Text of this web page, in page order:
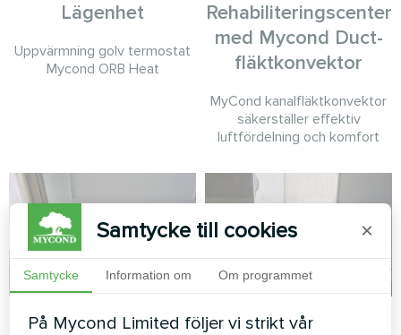
Lägenhet
Uppvärmning golv termostat
Mycond ORB Heat
Rehabiliteringscenter
med Mycond Duct-
fläktkonvektor
MyCond kanalfläktkonvektor
säkerställer effektiv
luftfördelning och komfort
Lägenhet Lägenhet
Samtycke till cookies ×
Samtycke Information om Om programmet
På Mycond Limited följer vi strikt vår